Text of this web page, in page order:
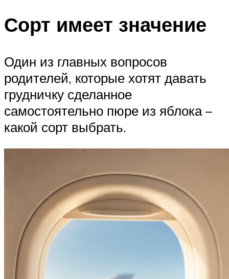
Сорт имеет значение
Один из главных вопросов
родителей, которые хотят давать
грудничку сделанное
самостоятельно пюре из яблока –
какой сорт выбрать.